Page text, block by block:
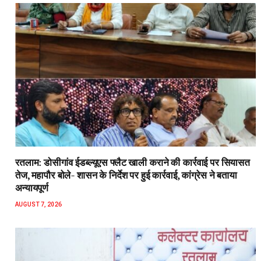
रतलाम: डोसीगांव ईडब्ल्यूएस फ्लैट खाली कराने की कार्रवाई पर सियासत
तेज, महापौर बोले- शासन के निर्देश पर हुई कार्रवाई, कांग्रेस ने बताया
अन्यायपूर्ण
AUGUST 7, 2026